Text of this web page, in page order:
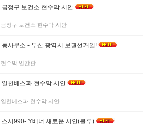
금정구 보건소 현수막 시안
금정구 보건소 현수막 시안
동사무소 - 부산 광역시 보궐선거일!
현수막.입간판
일천베스파 현수막 시안
일천베스파 현수막 시안
스시990- Y베너 새로운 시안(블루)